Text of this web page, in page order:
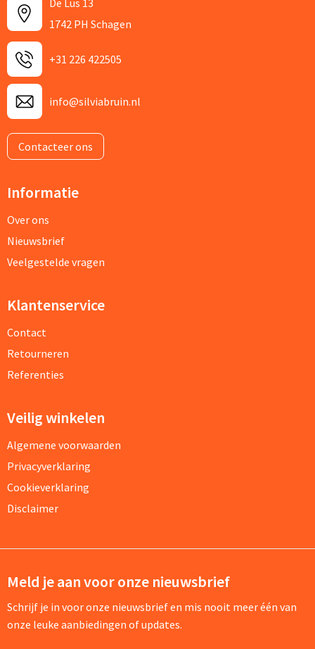
De Lus 13
1742 PH Schagen
+31 226 422505
info@silviabruin.nl
Contacteer ons
Informatie
Over ons
Nieuwsbrief
Veelgestelde vragen
Klantenservice
Contact
Retourneren
Referenties
Veilig winkelen
Algemene voorwaarden
Privacyverklaring
Cookieverklaring
Disclaimer
Meld je aan voor onze nieuwsbrief
Schrijf je in voor onze nieuwsbrief en mis nooit meer één van
onze leuke aanbiedingen of updates.